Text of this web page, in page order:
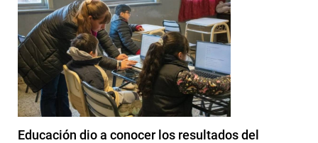
Educación dio a conocer los resultados del